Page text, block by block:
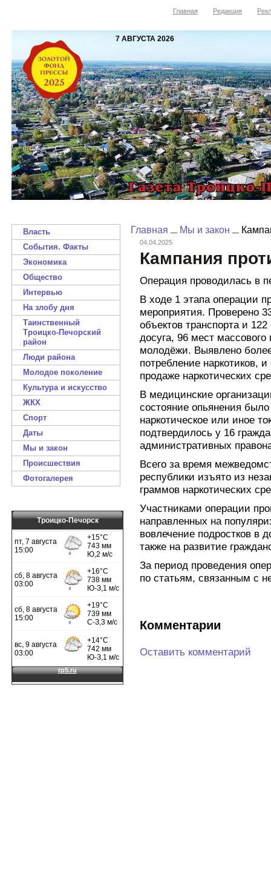
Главная Редакция
7 АВГУСТА 2026
Власть
События. Факты
Экономика
Общество
Интервью
На злобу дня
Таинственный
Троицко-Печорский
район
Люди района
Молодое поколение
Культура и искусство
ЖКХ
Спорт
Даты
Мы и закон
Происшествия
Фотогалерея
Троицко-Печорск
Главная Мы и закон
04.04.2025
Кампания
Операция проводилась в
В ходе 1 этапа операции
мероприятия. Проверено
объектов транспорта и
досуга, 96 мест
молодёжи. Выявлено
потребление наркотиков,
продаже наркотических
В медицинские
состояние опьянения
наркотическое или иное
подтвердилось у 16
административных
Всего за время
республики изъято из
граммов наркотических
Участниками операции
направленных на
вовлечение подростков в
также на развитие
За период проведения
по статьям, связанным с
Комментарии
Оставить комментарий